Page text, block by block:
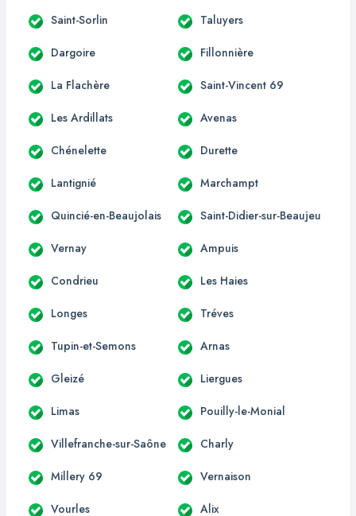
Saint-Sorlin Taluyers
Dargoire Fillonnière
La Flachère Saint-Vincent 69
Les Ardillats Avenas
Chénelette Durette
Lantignié Marchampt
Quincié-en-Beaujolais Saint-Didier-sur-Beaujeu
Vernay Ampuis
Condrieu Les Haies
Longes Tréves
Tupin-et-Semons Arnas
Gleizé Liergues
Limas Pouilly-le-Monial
Villefranche-sur-Saône Charly
Millery 69 Vernaison
Vourles Alix